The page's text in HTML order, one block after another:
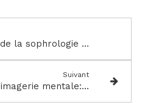
Le pouvoir de la sophrologie dans l'accompagnement des cancers et des douleurs chroniques
Suivant
La puissance de l’imagerie mentale: cultiver le potentiel caché de votre esprit